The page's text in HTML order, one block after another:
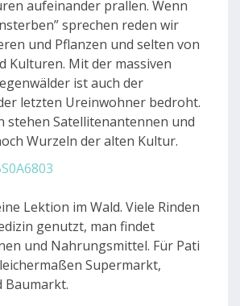
aufeinander prallen. Wenn
sprechen reden wir
und Pflanzen und selten von
Kulturen. Mit der massiven
ist auch der
letzten Ureinwohner bedroht.
stehen Satellitenantennen und
Wurzeln der alten Kultur.
Lektion im Wald. Viele Rinden
genutzt, man findet
und Nahrungsmittel. Für Pati
Supermarkt,
Baumarkt.